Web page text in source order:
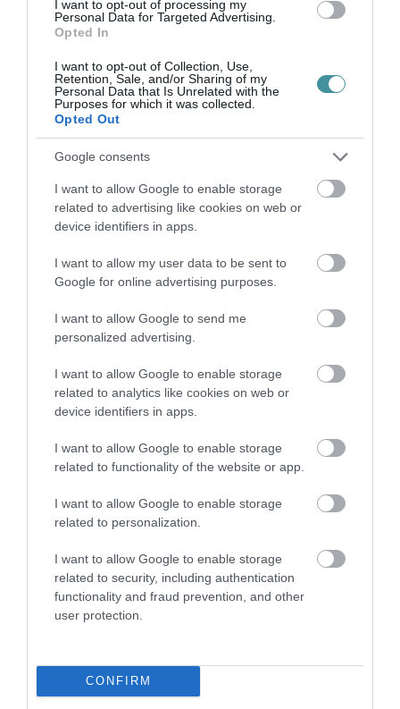
I want to opt-out of processing my
Personal Data for Targeted Advertising.
Opted In
I want to opt-out of Collection, Use,
Retention, Sale, and/or Sharing of my
Personal Data that Is Unrelated with the
Purposes for which it was collected.
Opted Out
Google consents
I want to allow Google to enable storage
related to advertising like cookies on web or
device identifiers in apps.
I want to allow my user data to be sent to
Google for online advertising purposes.
I want to allow Google to send me
personalized advertising.
I want to allow Google to enable storage
related to analytics like cookies on web or
device identifiers in apps.
I want to allow Google to enable storage
related to functionality of the website or app.
I want to allow Google to enable storage
related to personalization.
I want to allow Google to enable storage
related to security, including authentication
functionality and fraud prevention, and other
user protection.
CONFIRM
Fideszhez kötődő szereplők szerint a közjogi
méltóságok mandátumának idő előtti
megszüntetése veszélyes precedenst
teremthet, míg a Tisza Párt és támogatói
szerint a demokratikus felhatalmazás
felülírhatja a korábbi politikai kinevezéseket. A
kérdés nemcsak Magyarországon, hanem
nemzetközi szinten is figyelmet kap, hiszen az
alkotmányos intézmények függetlensége
minden demokratikus rendszer egyik alapvető
mércéje. Különös színezetet ennek a
tüntetsnek viszont az ad, hogy az elmúlt
időszakban a Fidesz semmilyen módon nem
állt ki a jogállami kérdések mellett.
indexkép: MTI, Bruzák Noémi
Ne maradjon le a legfrissebb hírekről, kövessen
bennünket az EGRI ÜGYEK Google Hírek oldalán!
VISSZA A FŐOLDALRA